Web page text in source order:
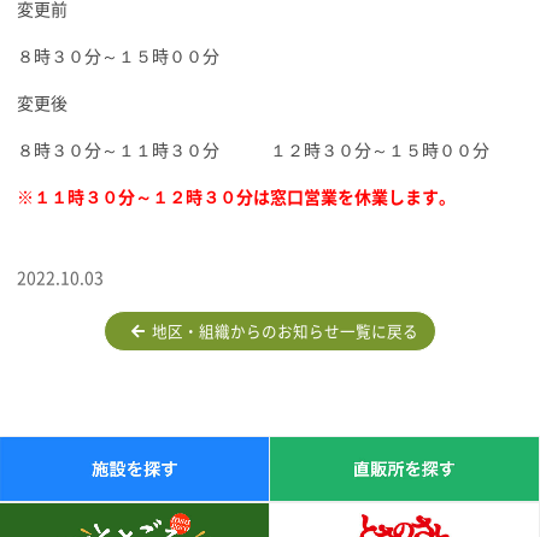
変更前
８時３０分～１５時００分
変更後
８時３０分～１１時３０分 １２時３０分～１５時００分
※１１時３０分～１２時３０分は窓口営業を休業します。
2022.10.03
地区・組織からのお知らせ一覧に戻る